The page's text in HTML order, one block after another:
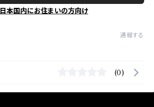
日本国内にお住まいの方向け
通報する
(0)